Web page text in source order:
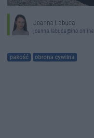
Joanna Labuda
joanna.labuda@ino.online
pakość obrona cywilna